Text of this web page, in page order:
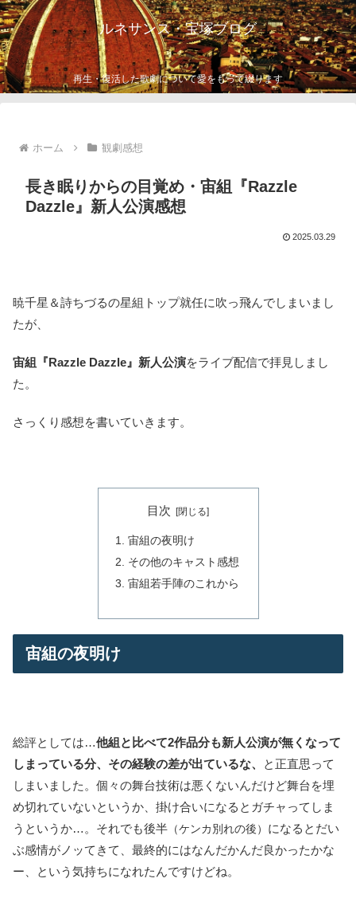
ルネサンス・宝塚ブログ
再生・復活した歌劇について愛をもって綴ります
ホーム 観劇感想
長き眠りからの目覚め・宙組『Razzle
Dazzle』新人公演感想
2025.03.29
暁千星＆詩ちづるの星組トップ就任に吹っ飛んでしまいまし
たが、
宙組『Razzle Dazzle』新人公演をライブ配信で拝見しまし
た。
さっくり感想を書いていきます。
目次
宙組の夜明け
その他のキャスト感想
宙組若手陣のこれから
宙組の夜明け
総評としては…他組と比べて2作品分も新人公演が無くなって
しまっている分、その経験の差が出ているな、
と正直思って
しまいました。個々の舞台技術は悪くないんだけど舞台を埋
め切れていないというか、掛け合いになるとガチャってしま
うというか…。それでも後半 （ケンカ別れの後） になるとだい
ぶ感情がノッてきて、最終的にはなんだかんだ良かったかな
ー、という気持ちになれたんですけどね。